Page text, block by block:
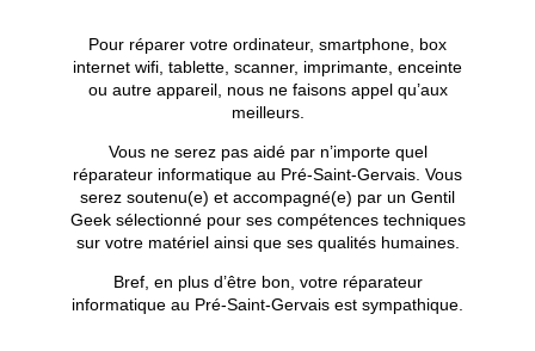
Pour réparer votre ordinateur, smartphone, box
internet wifi, tablette, scanner, imprimante, enceinte
ou autre appareil, nous ne faisons appel qu’aux
meilleurs.
Vous ne serez pas aidé par n’importe quel
réparateur informatique au Pré-Saint-Gervais. Vous
serez soutenu(e) et accompagné(e) par un Gentil
Geek sélectionné pour ses compétences techniques
sur votre matériel ainsi que ses qualités humaines.
Bref, en plus d’être bon, votre réparateur
informatique au Pré-Saint-Gervais est sympathique.